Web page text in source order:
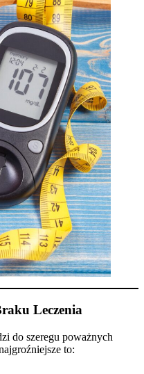
Leczenia
do szeregu poważnych
to: